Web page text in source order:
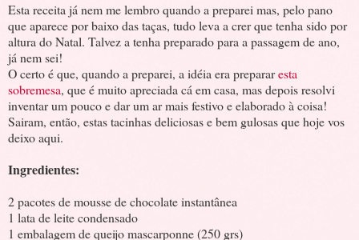
Esta receita já nem me lembro quando a preparei mas, pelo pano
que aparece por baixo das taças, tudo leva a crer que tenha sido por
altura do Natal. Talvez a tenha preparado para a passagem de ano,
já nem sei!
O certo é que, quando a preparei, a idéia era prepararesta
sobremesa, que é muito apreciada cá em casa, mas depois resolvi
inventar um pouco e dar um ar mais festivo e elaborado à coisa!
Sairam, então, estas tacinhas deliciosas e bem gulosas que hoje vos
deixo aqui.
Ingredientes:
2 pacotes de mousse de chocolate instantânea
1 lata de leite condensado
1 embalagem de queijo mascarponne (250 grs)